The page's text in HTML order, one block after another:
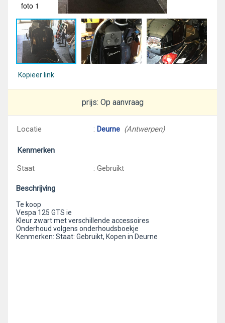
foto 1
Kopieer link
prijs: Op aanvraag
Locatie : Deurne (Antwerpen)
Kenmerken
Staat
: Gebruikt
Beschrijving
Te koop
Vespa 125 GTS ie
Kleur zwart met verschillende accessoires
Onderhoud volgens onderhoudsboekje
Kenmerken: Staat: Gebruikt, Kopen in Deurne